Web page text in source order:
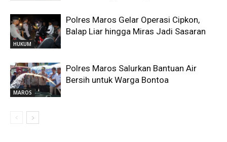
HUKUM
Polres Maros Gelar Operasi Cipkon,
Balap Liar hingga Miras Jadi Sasaran
MAROS
Polres Maros Salurkan Bantuan Air
Bersih untuk Warga Bontoa